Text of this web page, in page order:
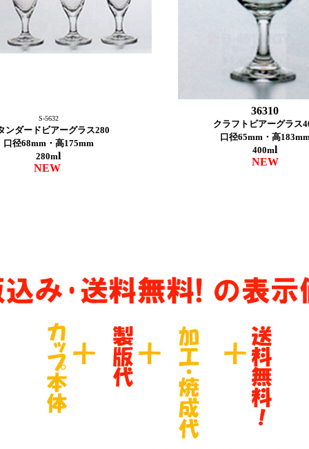
S-5632
ンダードビアーグラス280
口径68mm・高175mm
280ml
NEW
36310
クラフトビアーグラス
口径65mm・高
400ml
NEW